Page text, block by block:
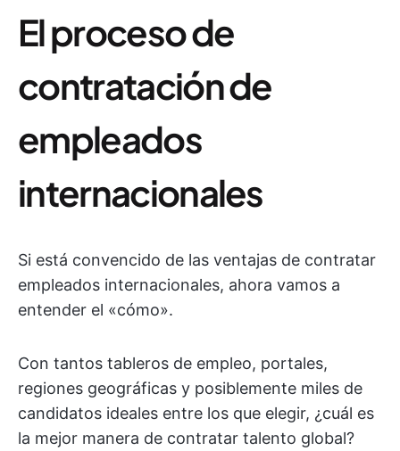
El proceso de
contratación de
empleados
internacionales
Si está convencido de las ventajas de contratar
empleados internacionales, ahora vamos a
entender el «cómo».
Con tantos tableros de empleo, portales,
regiones geográficas y posiblemente miles de
candidatos ideales entre los que elegir, ¿cuál es
la mejor manera de contratar talento global?